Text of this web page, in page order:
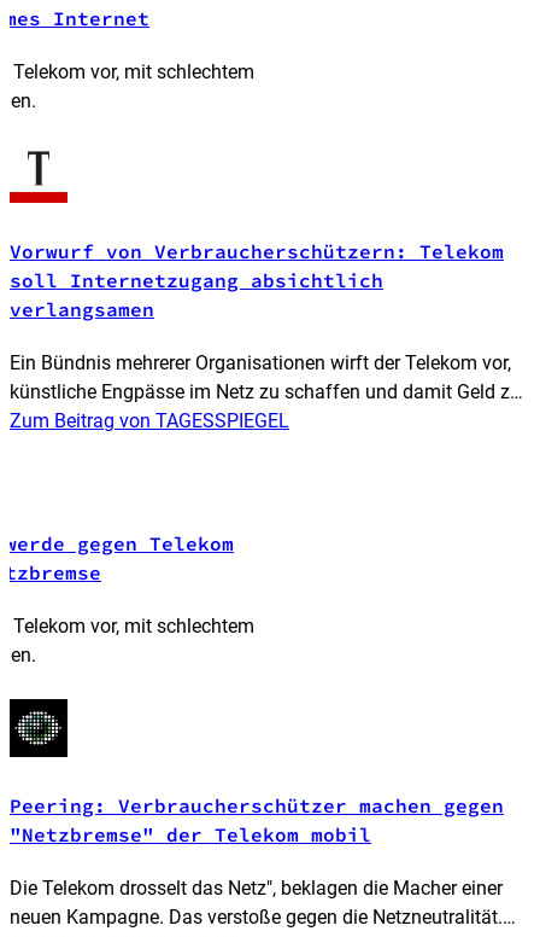
Internet
Telekom vor, mit schlechtem
Vorwurf von Verbraucherschützern: Telekom
soll Internetzugang absichtlich
verlangsamen
Ein Bündnis mehrerer Organisationen wirft der Telekom vor,
künstliche Engpässe im Netz zu schaffen und damit Geld zu
verdienen. Der Konzern weist die Vorwürfe zurück und holt
Zum Beitrag von TAGESSPIEGEL
gegen Telekom
Telekom vor, mit schlechtem
Peering: Verbraucherschützer machen gegen
"Netzbremse" der Telekom mobil
Die Telekom drosselt das Netz", beklagen die Macher einer
neuen Kampagne. Das verstoße gegen die Netzneutralität.